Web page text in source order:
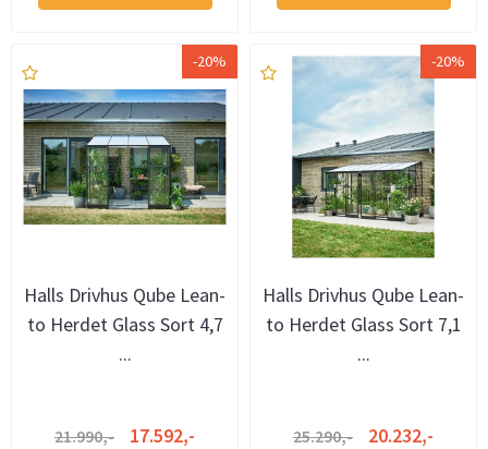
-20%
Halls Drivhus Qube Lean-
to Herdet Glass Sort 4,7
...
21.990,- 17.592,-
-20%
Halls Drivhus Qube Lean-
to Herdet Glass Sort 7,1
...
25.290,- 20.232,-